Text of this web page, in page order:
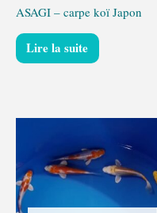
ASAGI – carpe koï Japon
Lire la suite